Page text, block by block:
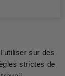
sur des
strictes de